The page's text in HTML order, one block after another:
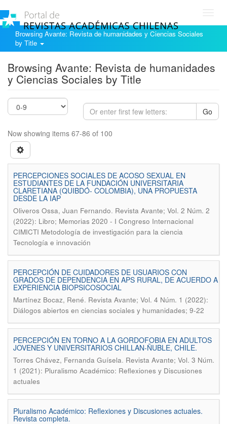
Browsing Avante: Revista de humanidades y Ciencias Sociales
by Title
Browsing Avante: Revista de humanidades
y Ciencias Sociales by Title
Go
Now showing items 67-86 of 100
PERCEPCIONES SOCIALES DE ACOSO SEXUAL EN
ESTUDIANTES DE LA FUNDACIÓN UNIVERSITARIA
CLARETIANA (QUIBDÓ- COLOMBIA), UNA PROPUESTA
DESDE LA IAP
Oliveros Ossa, Juan Fernando. Revista Avante; Vol. 2 Núm. 2
(2022): Libro; Memorias 2020 - I Congreso Internacional
CIMICTI Metodología de investigación para la ciencia
Tecnología e innovación
PERCEPCIÓN DE CUIDADORES DE USUARIOS CON
GRADOS DE DEPENDENCIA EN APS RURAL, DE ACUERDO A
EXPERIENCIA BIOPSICOSOCIAL
Martínez Bocaz, René. Revista Avante; Vol. 4 Núm. 1 (2022):
Diálogos abiertos en ciencias sociales y humanidades; 9-22
PERCEPCIÓN EN TORNO A LA GORDOFOBIA EN ADULTOS
JOVENES Y UNIVERSITARIOS CHILLAN-ÑUBLE, CHILE.
Torres Chávez, Fernanda Guísela. Revista Avante; Vol. 3 Núm.
1 (2021): Pluralismo Académico: Reflexiones y Discusiones
actuales
Pluralismo Académico: Reflexiones y Discusiones actuales.
Revista completa.